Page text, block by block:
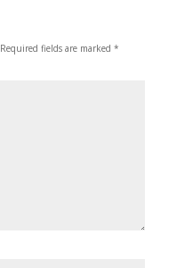
Required fields are marked *